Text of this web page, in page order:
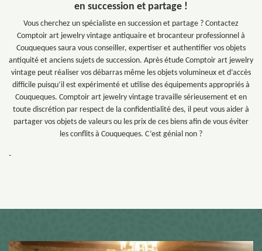
en succession et partage !
Vous cherchez un spécialiste en succession et partage ? Contactez
Comptoir art jewelry vintage antiquaire et brocanteur professionnel à
Couqueques saura vous conseiller, expertiser et authentifier vos objets
antiquité et anciens sujets de succession. Après étude Comptoir art jewelry
vintage peut réaliser vos débarras même les objets volumineux et d’accès
difficile puisqu’il est expérimenté et utilise des équipements appropriés à
Couqueques. Comptoir art jewelry vintage travaille sérieusement et en
toute discrétion par respect de la confidentialité des, il peut vous aider à
partager vos objets de valeurs ou les prix de ces biens afin de vous éviter
les conflits à Couqueques. C’est génial non ?
-